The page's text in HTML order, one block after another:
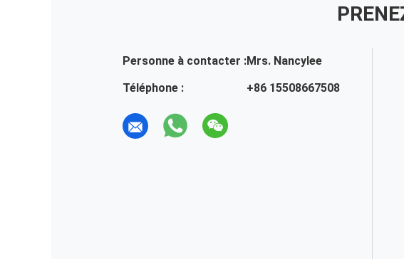
Personne à contacter :Mrs. Nancylee
Téléphone :
+86 15508667508